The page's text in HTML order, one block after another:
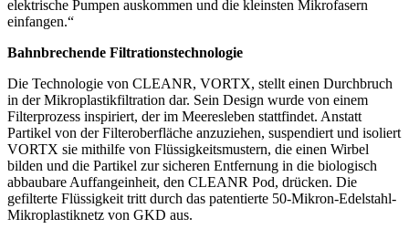
elektrische Pumpen auskommen und die kleinsten Mikrofasern
einfangen.“
Bahnbrechende Filtrationstechnologie
Die Technologie von CLEANR, VORTX, stellt einen Durchbruch
in der Mikroplastikfiltration dar. Sein Design wurde von einem
Filterprozess inspiriert, der im Meeresleben stattfindet. Anstatt
Partikel von der Filteroberfläche anzuziehen, suspendiert und isoliert
VORTX sie mithilfe von Flüssigkeitsmustern, die einen Wirbel
bilden und die Partikel zur sicheren Entfernung in die biologisch
abbaubare Auffangeinheit, den CLEANR Pod, drücken. Die
gefilterte Flüssigkeit tritt durch das patentierte 50-Mikron-Edelstahl-
Mikroplastiknetz von GKD aus.